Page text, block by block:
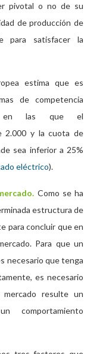
pivotal o no de su
de producción de
para satisfacer la
estima que es
de competencia
en las que el
2.000 y la cuota de
sea inferior a 25%
eléctrico).
Como se ha
estructura de
para concluir que en
Para que un
necesario que tenga
es necesario
resulte un
comportamiento